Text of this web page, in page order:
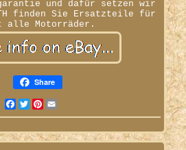
und dafür setzen wir
finden Sie Ersatzteile für
alle Motorräder.
Share
Facebook
TwitterPinterest